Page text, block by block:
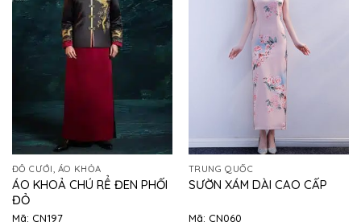
ĐỒ CƯỚI, ÁO KHỎA
ÁO KHOẢ CHÚ RỂ ĐEN PHỐI
ĐỎ
Mã: CN197
TRUNG QUỐC
SƯỜN XÁM DÀI CAO CẤP
Mã: CN060